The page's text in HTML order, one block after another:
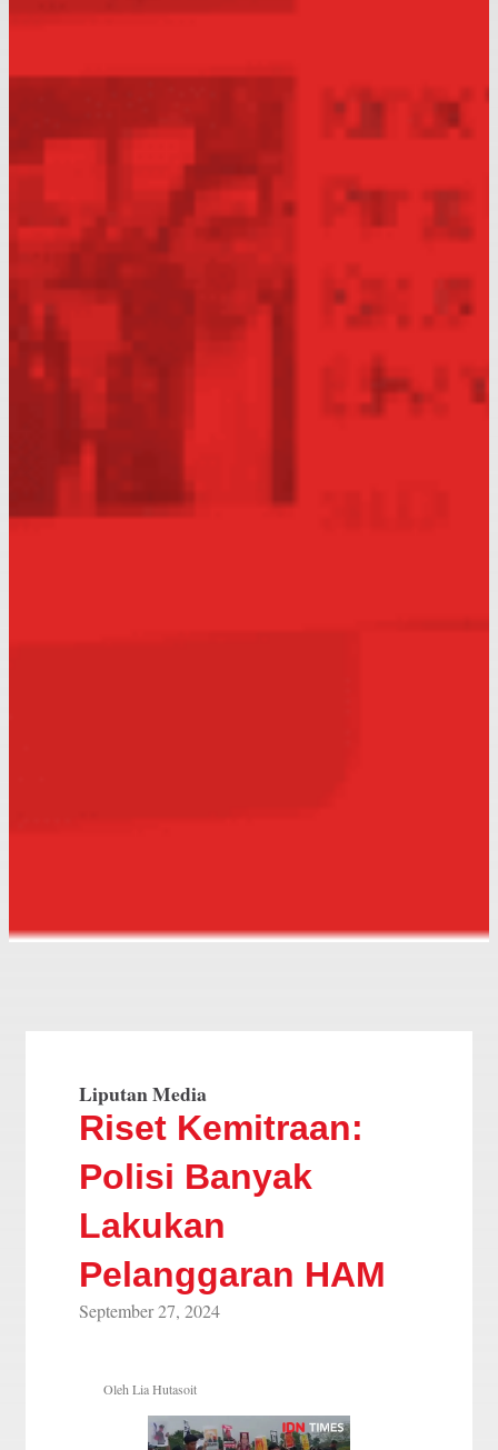
Liputan Media
Riset Kemitraan:
Polisi Banyak
Lakukan
Pelanggaran HAM
September 27, 2024
Oleh Lia Hutasoit